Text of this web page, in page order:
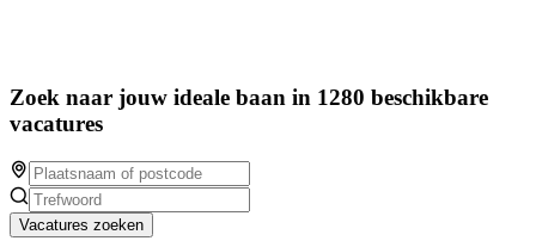
Zoek naar jouw ideale baan in 1280 beschikbare
vacatures
Vacatures zoeken